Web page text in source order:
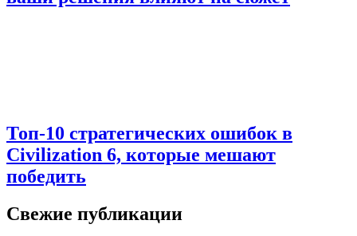
Топ-10 стратегических ошибок в
Civilization 6, которые мешают
победить
Свежие публикации